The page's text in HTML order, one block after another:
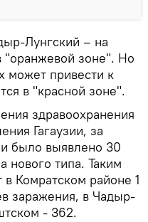
Лунгский – на
"оранжевой зоне". Но
может привести к
в "красной зоне".
здравоохранения
Гагаузии, за
было выявлено 30
нового типа. Таким
Комратском районе 1
заражения, в Чадыр-
- 362.